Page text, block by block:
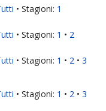
Stagioni: 1
Stagioni: 1 2
Stagioni: 1 2
3
Stagioni: 1 2
3